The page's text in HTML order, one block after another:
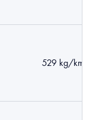
529 kg/km